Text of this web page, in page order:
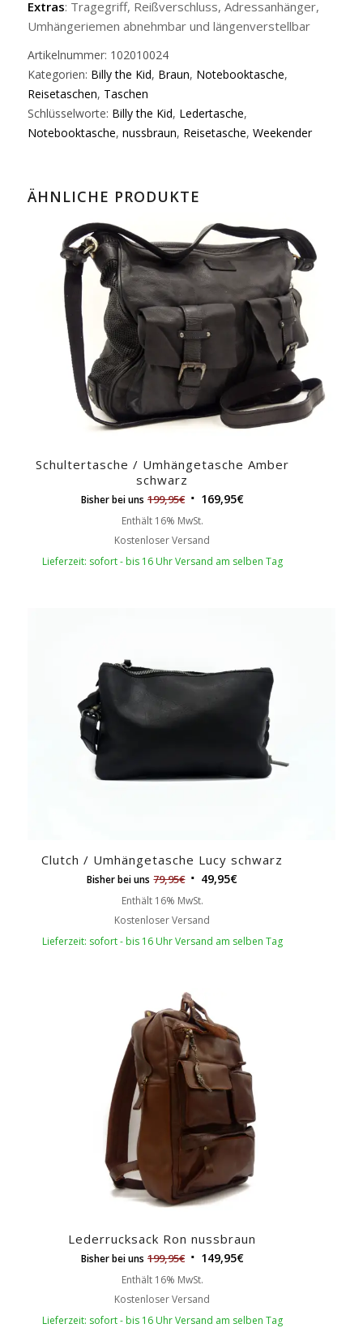
Extras: Tragegriff, Reißverschluss, Adressanhänger,
Umhängeriemen abnehmbar und längenverstellbar
Artikelnummer: 102010024
Kategorien: Billy the Kid, Braun, Notebooktasche,
Reisetaschen, Taschen
Schlüsselworte: Billy the Kid, Ledertasche,
Notebooktasche, nussbraun, Reisetasche, Weekender
ÄHNLICHE PRODUKTE
Schultertasche / Umhängetasche Amber
schwarz
Bisher bei uns 199,95€ 169,95€
Enthält 16% MwSt.
Kostenloser Versand
Lieferzeit: sofort - bis 16 Uhr Versand am selben Tag
Clutch / Umhängetasche Lucy schwarz
Bisher bei uns 79,95€ 49,95€
Enthält 16% MwSt.
Kostenloser Versand
Lieferzeit: sofort - bis 16 Uhr Versand am selben Tag
Lederrucksack Ron nussbraun
Bisher bei uns 199,95€ 149,95€
Enthält 16% MwSt.
Kostenloser Versand
Lieferzeit: sofort - bis 16 Uhr Versand am selben Tag